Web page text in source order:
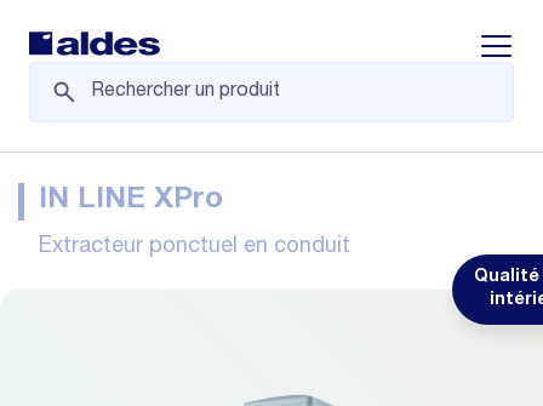
Qualité
IN LINE XPro
Extracteur ponctuel en conduit